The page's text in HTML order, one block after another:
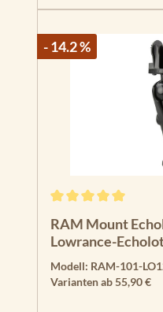
- 14.2 %
RAM Mount
Lowrance-
Modell: RAM-101-
Varianten ab55,90 €